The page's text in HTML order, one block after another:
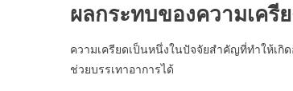
ผลกระทบของความเครี
ความเครียดเป็นหนึ่งในปัจจัยสำคัญที่ทำให้เกิ
ช่วยบรรเทาอาการได้